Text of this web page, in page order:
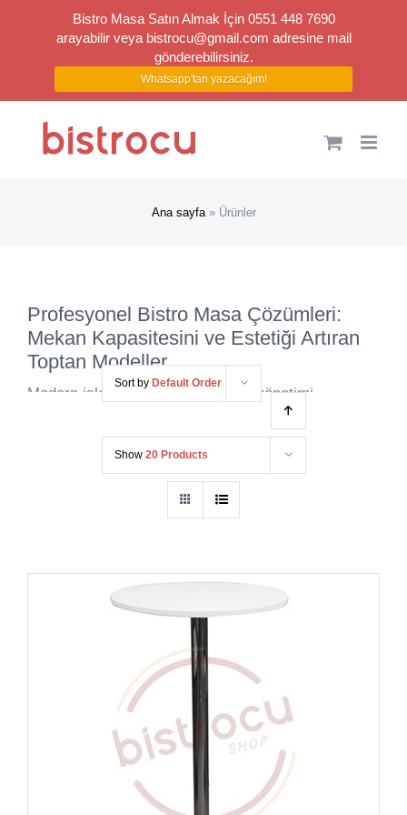
Ana sayfa» Ürünler
Profesyonel Bistro Masa Çözümleri:
Mekan Kapasitesini ve Estetiği Artıran
Toptan Modeller
Modern işletme mimarisinde alan yönetimi,
karlılığın ve müşteri memnuniyetinin en temel
Türkiye’nin mobilya üretim gücünü profesyonel
tasarımlarla birleştirerek; otel, restoran, kafe ve
organizasyon sektörüne özelbistro masa
sayfamızda yer alan her parça, ticari mekanların
yoğun kullanım standartlarına (heavy-duty) uygun
olarak üretilmiş, dayanıklılığı test edilmiş ve estetik
formlarla harmanlanmıştır.
Toptan satış odağımızla, büyük ölçekli projelerden
butik işletmelere kadar geniş bir yelpazede hizmet
veriyoruz. Ürünlerimizin tamamı 108 cm olan ideal
toplam uzunluk standardına sahiptir. Bu yükseklik,
hem ayakta duran misafirlerin ergonomisi hem de
Sort by Default Order
Show 20 Products
Bistro Masa Satın Almak İçin 0551 448 7690
arayabilir veya bistrocu@gmail.com adresine mail
gönderebilirsiniz.
Whatsapp'tan yazacağım!